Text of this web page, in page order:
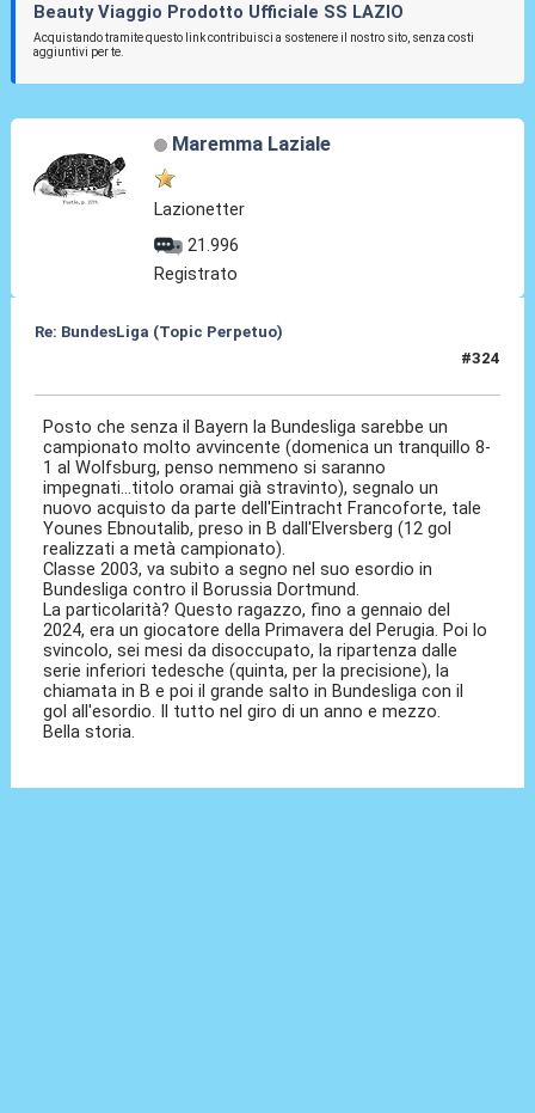
Beauty Viaggio Prodotto Ufficiale SS LAZIO
Acquistando tramite questo link contribuisci a sostenere il nostro sito, senza costi
aggiuntivi per te.
Maremma Laziale
Lazionetter
21.996
Registrato
Re: BundesLiga (Topic Perpetuo)
#324
Posto che senza il Bayern la Bundesliga sarebbe un
campionato molto avvincente (domenica un tranquillo 8-
1 al Wolfsburg, penso nemmeno si saranno
impegnati...titolo oramai già stravinto), segnalo un
nuovo acquisto da parte dell'Eintracht Francoforte, tale
Younes Ebnoutalib, preso in B dall'Elversberg (12 gol
realizzati a metà campionato).
Classe 2003, va subito a segno nel suo esordio in
Bundesliga contro il Borussia Dortmund.
La particolarità? Questo ragazzo, fino a gennaio del
2024, era un giocatore della Primavera del Perugia. Poi lo
svincolo, sei mesi da disoccupato, la ripartenza dalle
serie inferiori tedesche (quinta, per la precisione), la
chiamata in B e poi il grande salto in Bundesliga con il
gol all'esordio. Il tutto nel giro di un anno e mezzo.
Bella storia.